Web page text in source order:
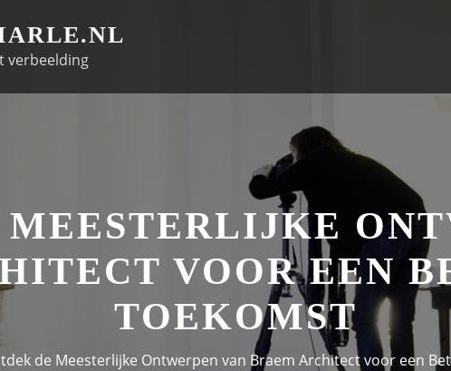
verbeelding
VOOR EEN
TOEKOMST
de Meesterlijke Ontwerpen van Braem Architect voor een